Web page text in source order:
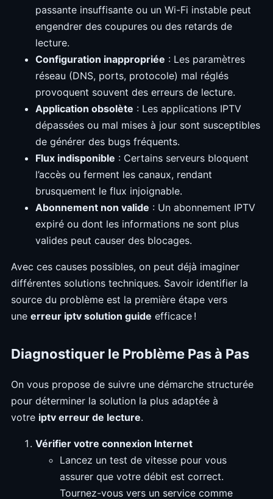
passante insuffisante ou un Wi-Fi instable peut
engendrer des coupures ou des retards de
lecture.
Configuration inappropriée : Les paramètres
réseau (DNS, ports, protocole) mal réglés
provoquent souvent des erreurs de lecture.
Application obsolète : Les applications IPTV
dépassées ou mal mises à jour sont susceptibles
de générer des bugs fréquents.
Flux indisponible : Certains serveurs bloquent
l’accès ou ferment les canaux, rendant
brusquement le flux injoignable.
Abonnement non valide : Un abonnement IPTV
expiré ou dont les informations ne sont plus
valides peut causer des blocages.
Avec ces causes possibles, on peut déjà imaginer
différentes solutions techniques. Savoir identifier la
source du problème est la première étape vers
une erreur iptv solution guide efficace !
Diagnostiquer le Problème Pas à Pas
On vous propose de suivre une démarche structurée
pour déterminer la solution la plus adaptée à
votre iptv erreur de lecture.
Vérifier votre connexion Internet
Lancez un test de vitesse pour vous
assurer que votre débit est correct.
Tournez-vous vers un service comme